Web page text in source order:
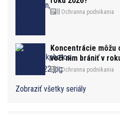
Ochranna podnikania
Koncentrácie môžu
voči nim brániť v
Ochranna podnikania
Zobraziť všetky seriály